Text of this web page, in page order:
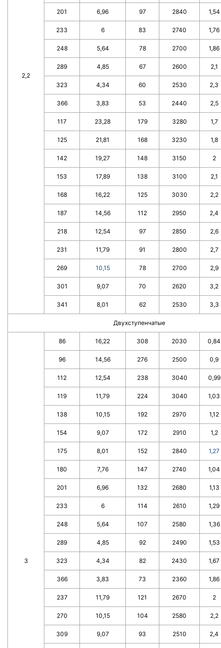
2,2
201 6,96 97 2840 1,54
233 6 83 2740 1,76
248 5,64 78 2700 1,86
289 4,85 67 2600 2,1
323 4,34 60 2530 2,3
366 3,83 53 2440 2,5
117 23,28 179 3280 1,7
125 21,81 168 3230 1,8
142 19,27 148 3150 2
153 17,89 138 3100 2,1
168 16,22 125 3030 2,2
187 14,56 112 2950 2,4
218 12,54 97 2850 2,6
231 11,79 91 2800 2,7
269 10,15 78 2700 2,9
301 9,07 70 2620 3,2
341 8,01 62 2530 3,3
Двухступенчатые
3
86 16,22 308 2030 0,84
96 14,56 276 2500 0,9
112 12,54 238 3040 0,99
119 11,79 224 3040 1,03
138 10,15 192 2970 1,12
154 9,07 172 2910 1,2
175 8,01 152 2840 1,27
180 7,76 147 2740 1,04
201 6,96 132 2680 1,13
233 6 114 2610 1,29
248 5,64 107 2580 1,36
289 4,85 92 2490 1,53
323 4,34 82 2430 1,67
366 3,83 73 2360 1,86
237 11,79 121 2670 2
270 10,15 104 2580 2,2
309 9,07 93 2510 2,4